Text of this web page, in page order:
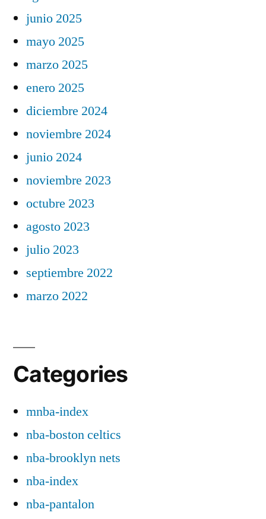
junio 2025
mayo 2025
marzo 2025
enero 2025
diciembre 2024
noviembre 2024
junio 2024
noviembre 2023
octubre 2023
agosto 2023
julio 2023
septiembre 2022
marzo 2022
Categories
mnba-index
nba-boston celtics
nba-brooklyn nets
nba-index
nba-pantalon